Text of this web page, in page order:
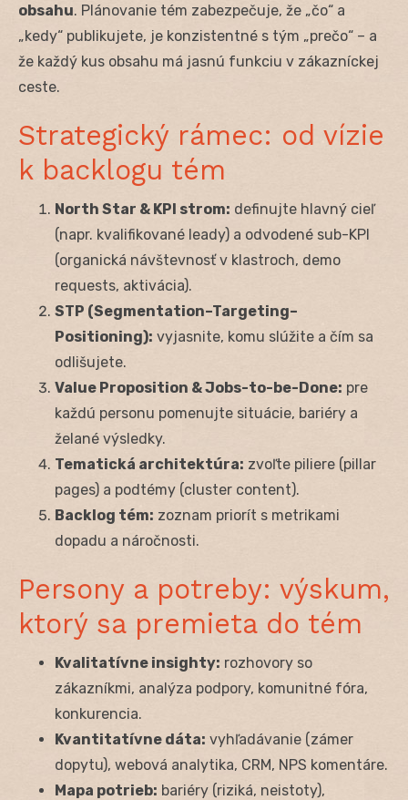
obsahu. Plánovanie tém zabezpečuje, že „čo“ a
„kedy“ publikujete, je konzistentné s tým „prečo“ – a
že každý kus obsahu má jasnú funkciu v zákazníckej
ceste.
Strategický rámec: od vízie
k backlogu tém
North Star & KPI strom: definujte hlavný cieľ
(napr. kvalifikované leady) a odvodené sub-KPI
(organická návštevnosť v klastroch, demo
requests, aktivácia).
STP (Segmentation–Targeting–
Positioning): vyjasnite, komu slúžite a čím sa
odlišujete.
Value Proposition & Jobs-to-be-Done: pre
každú personu pomenujte situácie, bariéry a
želané výsledky.
Tematická architektúra: zvoľte piliere (pillar
pages) a podtémy (cluster content).
Backlog tém: zoznam priorít s metrikami
dopadu a náročnosti.
Persony a potreby: výskum,
ktorý sa premieta do tém
Kvalitatívne insighty: rozhovory so
zákazníkmi, analýza podpory, komunitné fóra,
konkurencia.
Kvantitatívne dáta: vyhľadávanie (zámer
dopytu), webová analytika, CRM, NPS komentáre.
Mapa potrieb: bariéry (riziká, neistoty),